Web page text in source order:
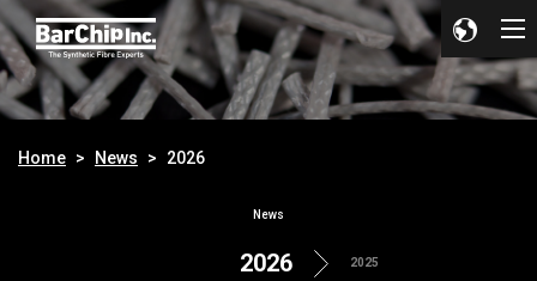
Home News 2026
News
2026 2025